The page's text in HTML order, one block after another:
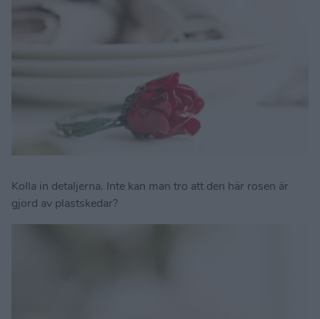
Kolla in detaljerna. Inte kan man tro att den här rosen är
gjord av plastskedar?